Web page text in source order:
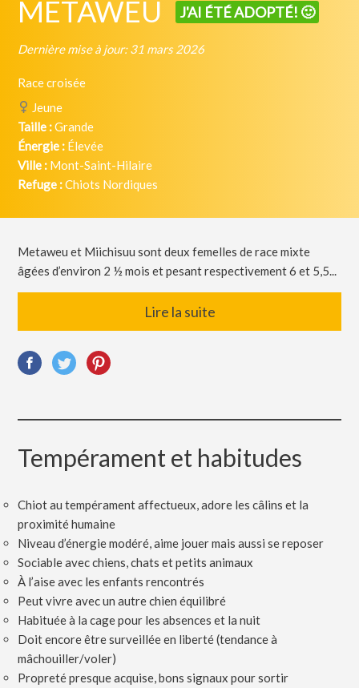
METAWEU J'AI ÉTÉ ADOPTÉ! 🙂
Dernière mise à jour: 31 mars 2026
Race croisée
Jeune
Taille :Grande
Énergie : Élevée
Ville : Mont-Saint-Hilaire
Refuge :Chiots Nordiques
Metaweu et Miichisuu sont deux femelles de race mixte
âgées d’environ 2 ½ mois et pesant respectivement 6 et 5,5...
Lire la suite
Tempérament et habitudes
Chiot au tempérament affectueux, adore les câlins et la
proximité humaine
Niveau d’énergie modéré, aime jouer mais aussi se reposer
Sociable avec chiens, chats et petits animaux
À l’aise avec les enfants rencontrés
Peut vivre avec un autre chien équilibré
Habituée à la cage pour les absences et la nuit
Doit encore être surveillée en liberté (tendance à
mâchouiller/voler)
Propreté presque acquise, bons signaux pour sortir